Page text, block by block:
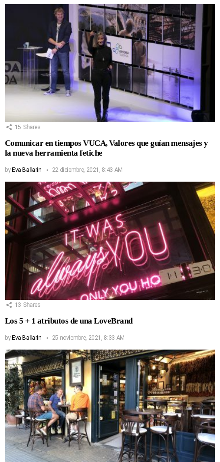
15 Shares
Comunicar en tiempos VUCA, Valores que guían mensajes y
la nueva herramienta fetiche
byEva Ballarin 22 diciembre, 2021, 8:43 AM
13 Shares
Los 5 + 1 atributos de una LoveBrand
byEva Ballarin 25 noviembre, 2021, 8:33 AM